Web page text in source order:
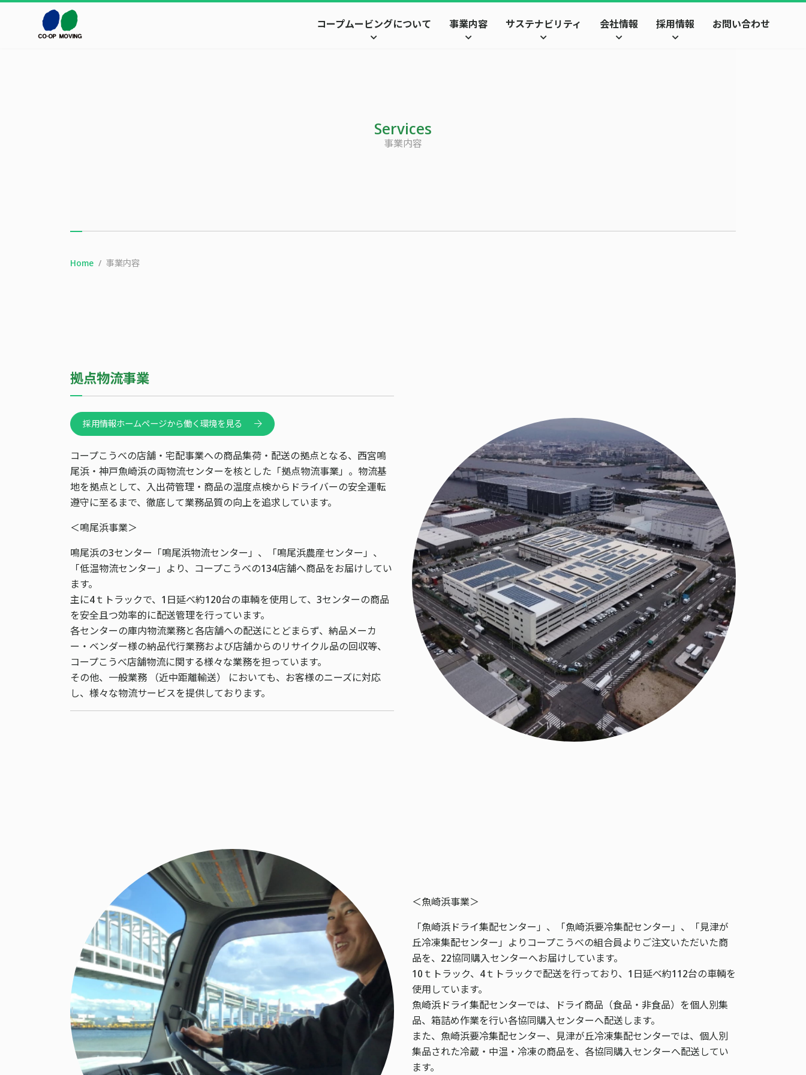
本文までスキップする
コープムービングについて
事業内容 サステナビリティ 会社情報 採用情報 お問い合わせ
Services
事業内容
Home 事業内容
拠点物流事業
採用情報ホームページから働く環境を見る
コープこうべの店舗・宅配事業への商品集荷・配送の拠点となる、西宮鳴
尾浜・神戸魚崎浜の両物流センターを核とした「拠点物流事業」。物流基
地を拠点として、入出荷管理・商品の温度点検からドライバーの安全運転
遵守に至るまで、徹底して業務品質の向上を追求しています。
＜鳴尾浜事業＞
鳴尾浜の3センター「鳴尾浜物流センター」、「鳴尾浜農産センター」、
「低温物流センター」より、コープこうべの134店舗へ商品をお届けしてい
ます。
主に4ｔトラックで、1日延べ約120台の車輌を使用して、3センターの商品
を安全且つ効率的に配送管理を行っています。
各センターの庫内物流業務と各店舗への配送にとどまらず、納品メーカ
ー・ベンダー様の納品代行業務および店舗からのリサイクル品の回収等、
コープこうべ店舗物流に関する様々な業務を担っています。
その他、一般業務 （近中距離輸送） においても、お客様のニーズに対応
し、様々な物流サービスを提供しております。
＜魚崎浜事業＞
「魚崎浜ドライ集配センター」、「魚崎浜要冷集配センター」、「見津が
丘冷凍集配センター」よりコープこうべの組合員よりご注文いただいた商
品を、22協同購入センターへお届けしています。
10ｔトラック、4ｔトラックで配送を行っており、1日延べ約112台の車輌を
使用しています。
魚崎浜ドライ集配センターでは、ドライ商品（食品・非食品）を個人別集
品、箱詰め作業を行い各協同購入センターへ配送します。
また、魚崎浜要冷集配センター、見津が丘冷凍集配センターでは、個人別
集品された冷蔵・中温・冷凍の商品を、各協同購入センターへ配送してい
ます。